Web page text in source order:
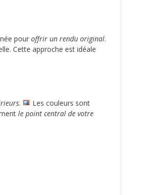
pour offrir un rendu original.
Cette approche est idéale
.
Les couleurs sont
le point central de votre